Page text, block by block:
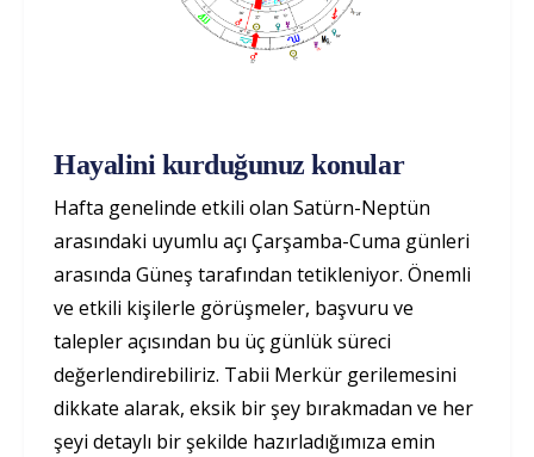
Hayalini kurduğunuz konular
Hafta genelinde etkili olan Satürn-Neptün
arasındaki uyumlu açı Çarşamba-Cuma günleri
arasında Güneş tarafından tetikleniyor. Önemli
ve etkili kişilerle görüşmeler, başvuru ve
talepler açısından bu üç günlük süreci
değerlendirebiliriz. Tabii Merkür gerilemesini
dikkate alarak, eksik bir şey bırakmadan ve her
şeyi detaylı bir şekilde hazırladığımıza emin